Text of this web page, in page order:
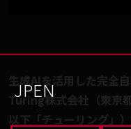
EN
JP
生成AIを活用した完全
Turing株式会社（東京
以下「チューリング」